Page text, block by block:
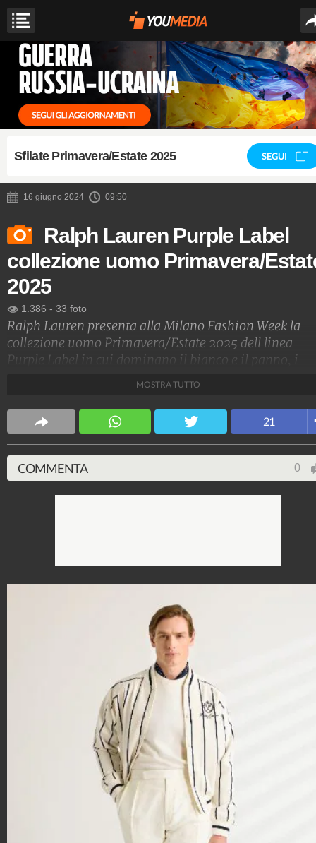
Sfilate Primavera/Estate 2025 SEGUI
16 giugno 2024 09:50
Ralph Lauren Purple Label
collezione uomo Primavera/
2025
1.386 - 33 foto
Ralph Lauren presenta alla Milano Fashion Week la
collezione uomo Primavera/Estate 2025 dell linea
Purple Label in cui dominano il bianco e il panno, i
Stile e trend
MOSTRA TUTTO
21
COMMENTA 0